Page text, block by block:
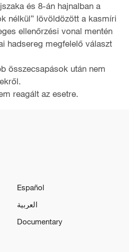
és 8-án hajnalban a
nélkül” lövöldözött a kasmíri
ellenőrzési vonal mentén
hadsereg megfelelő választ
összecsapások után nem
reagált az esetre.
Español
العربية
Documentary